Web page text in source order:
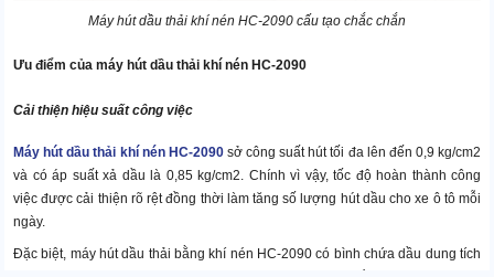
Máy hút dầu thải khí nén HC-2090 cấu tạo chắc chắn
Ưu điểm của máy hút dầu thải khí nén HC-2090
Cải thiện hiệu suất công việc
Máy hút dầu thải khí nén HC-2090sở công suất hút tối đa lên đến 0,9 kg/cm2
và có áp suất xả dầu là 0,85 kg/cm2. Chính vì vậy, tốc độ hoàn thành công
việc được cải thiện rõ rệt đồng thời làm tăng số lượng hút dầu cho xe ô tô mỗi
ngày.
Đặc biệt, máy hút dầu thải bằng khí nén HC-2090 có bình chứa dầu dung tích